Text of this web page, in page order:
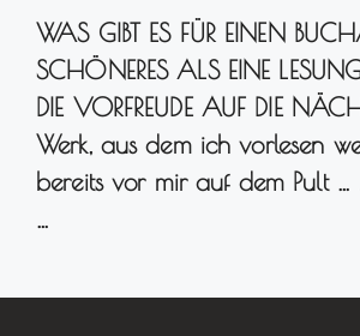
WAS GIBT ES FÜR EINEN
SCHÖNERES ALS EINE
DIE VORFREUDE AUF DIE
Werk, aus dem ich vorlesen
bereits vor mir auf dem Pult
…